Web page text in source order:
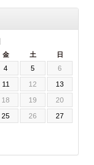
金 土 日
4 5
6
11 12
13
18 19
20
25 26
27